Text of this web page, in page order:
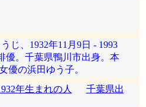
じ、1932年11月9日 - 1993
優。千葉県鴨川市出身。本
優の浜田ゆう子。
年生まれの人
千葉県出